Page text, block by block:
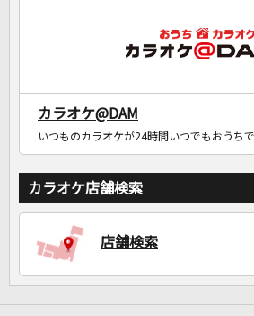
カラオケ@DAM
いつものカラオケが24時間いつでもおうち
カラオケ店舗検索
店舗検索